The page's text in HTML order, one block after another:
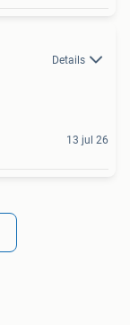
Details
13 jul 26